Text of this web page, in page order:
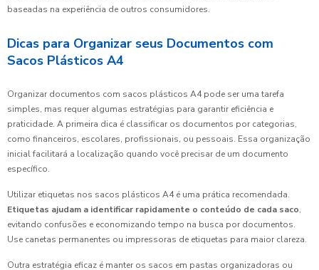
baseadas na experiência de outros consumidores.
Dicas para Organizar seus Documentos com
Sacos Plásticos A4
Organizar documentos com sacos plásticos A4 pode ser uma tarefa
simples, mas requer algumas estratégias para garantir eficiência e
praticidade. A primeira dica é classificar os documentos por categorias,
como financeiros, escolares, profissionais, ou pessoais. Essa organização
inicial facilitará a localização quando você precisar de um documento
específico.
Utilizar etiquetas nos sacos plásticos A4 é uma prática recomendada.
Etiquetas ajudam a identificar rapidamente o conteúdo de cada saco,
evitando confusões e economizando tempo na busca por documentos.
Use canetas permanentes ou impressoras de etiquetas para maior clareza.
Outra estratégia eficaz é manter os sacos em pastas organizadoras ou